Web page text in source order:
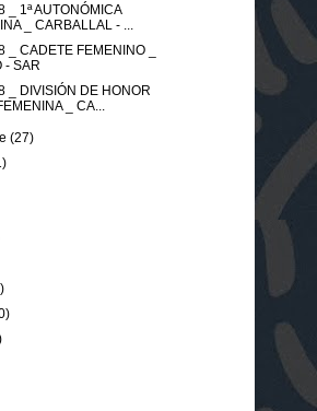
_ 1ª AUTONÓMICA
_ CARBALLAL - ...
_ CADETE FEMENINO _
- SAR
_ DIVISIÓN DE HONOR
_ CA...
(27)